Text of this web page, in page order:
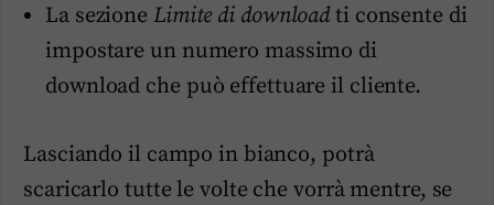
La sezione Limite di downloadti consente di
impostare un numero massimo di
download che può effettuare il cliente.
Lasciando il campo in bianco, potrà
scaricarlo tutte le volte che vorrà mentre, se